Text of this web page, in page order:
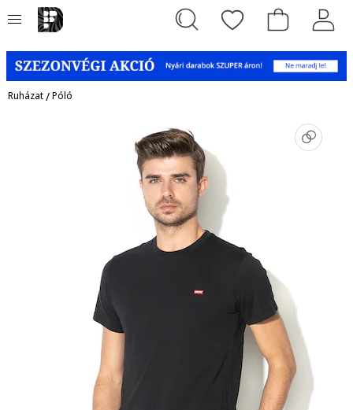
Ruházat/Póló